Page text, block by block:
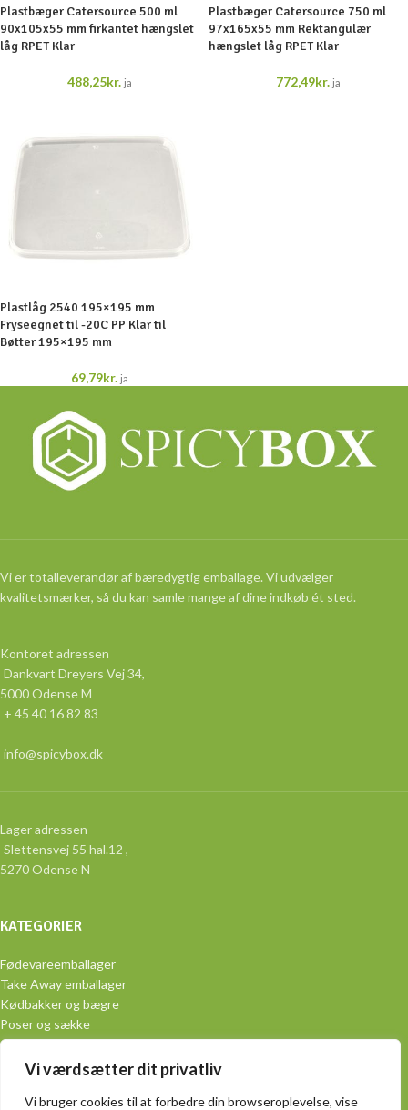
Vi værdsætter dit privatliv
Vi bruger cookies til at forbedre din browseroplevelse, vise
Plastbæger Catersource 500 ml
90x105x55 mm firkantet hængslet
låg RPET Klar
488,25kr. ja
Plastbæger Catersource 750 ml
97x165x55 mm Rektangulær
hængslet låg RPET Klar
772,49kr. ja
Plastlåg 2540 195×195 mm
Fryseegnet til -20C PP Klar til
Bøtter 195×195 mm
69,79kr. ja
Vi er totalleverandør af bæredygtig emballage. Vi udvælger
kvalitetsmærker, så du kan samle mange af dine indkøb ét sted.
Kontoret adressen
Dankvart Dreyers Vej 34,
5000 Odense M
+ 45 40 16 82 83
info@spicybox.dk
Lager adressen
Slettensvej 55 hal.12 ,
5270 Odense N
KATEGORIER
Fødevareemballager
Take Away emballager
Kødbakker og bægre
Poser og sække
Aluminiumsemballage
Engangsservice
PRAKTISK